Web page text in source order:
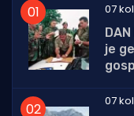
07
je
07